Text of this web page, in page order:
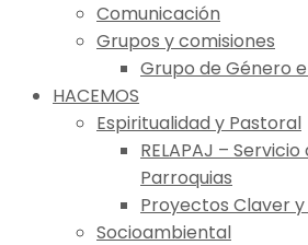
Comunicación
Grupos y comisiones
Grupo de Género
HACEMOS
Espiritualidad y Pastoral
RELAPAJ –
Parroquias
Proyectos Claver
Socioambiental